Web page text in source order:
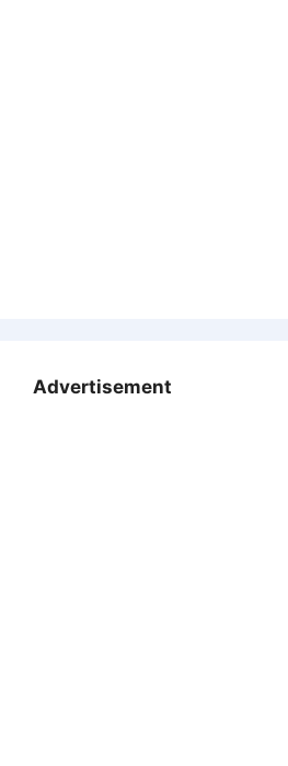
Advertisement